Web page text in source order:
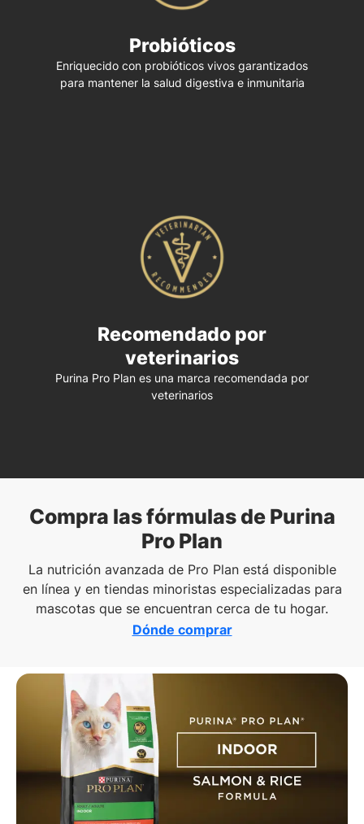
Probióticos
Enriquecido con probióticos vivos garantizados
para mantener la salud digestiva e inmunitaria
Recomendado por
veterinarios
Purina Pro Plan es una marca recomendada por
veterinarios
Compra las fórmulas de Purina
Pro Plan
La nutrición avanzada de Pro Plan está disponible
en línea y en tiendas minoristas especializadas para
mascotas que se encuentran cerca de tu hogar.
Dónde comprar